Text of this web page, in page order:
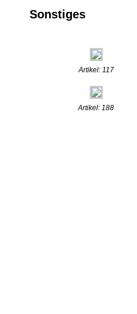
Sonstiges
Artikel: 117
Artikel: 188